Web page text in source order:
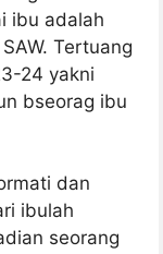
ibu adalah
Tertuang
24 yakni
bseorag ibu
dan
ibulah
seorang